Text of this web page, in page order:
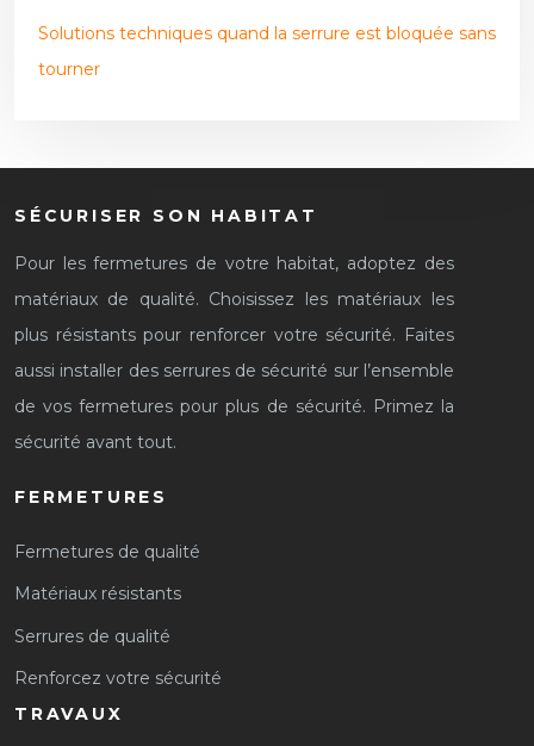
Solutions techniques quand la serrure est bloquée sans
tourner
SÉCURISER SON HABITAT
Pour les fermetures de votre habitat, adoptez des
matériaux de qualité. Choisissez les matériaux les
plus résistants pour renforcer votre sécurité. Faites
aussi installer des serrures de sécurité sur l’ensemble
de vos fermetures pour plus de sécurité. Primez la
sécurité avant tout.
FERMETURES
Fermetures de qualité
Matériaux résistants
Serrures de qualité
Renforcez votre sécurité
TRAVAUX